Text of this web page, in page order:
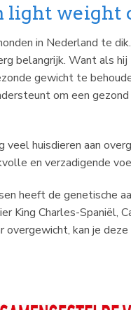
light weight
in Nederland te
belangrijk. Want als
gewicht te
om een
veel huisdieren aan
en verzadigende
heeft de genetische
King Charles-Spaniël,
overgewicht, kan je